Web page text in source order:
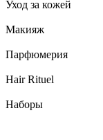
Уход за кожей
Макияж
Парфюмерия
Hair Rituel
Наборы